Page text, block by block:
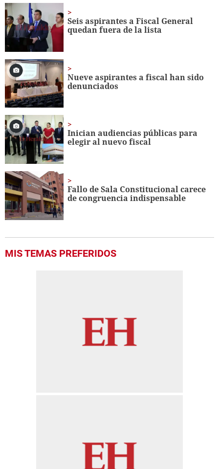
1
minute,
7
seconds
Seis aspirantes a Fiscal General
quedan fuera de la lista
Nueve aspirantes a fiscal han sido
denunciados
Inician audiencias públicas para
elegir al nuevo fiscal
Fallo de Sala Constitucional carece
de congruencia indispensable
MIS TEMAS PREFERIDOS